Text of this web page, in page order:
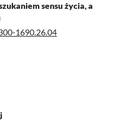
sensu życia, a
1690.26.04